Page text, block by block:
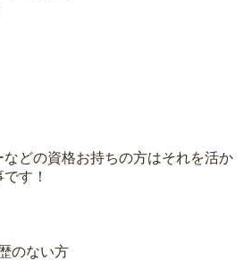
どの資格お持ちの方はそれを活か
す！
のない方